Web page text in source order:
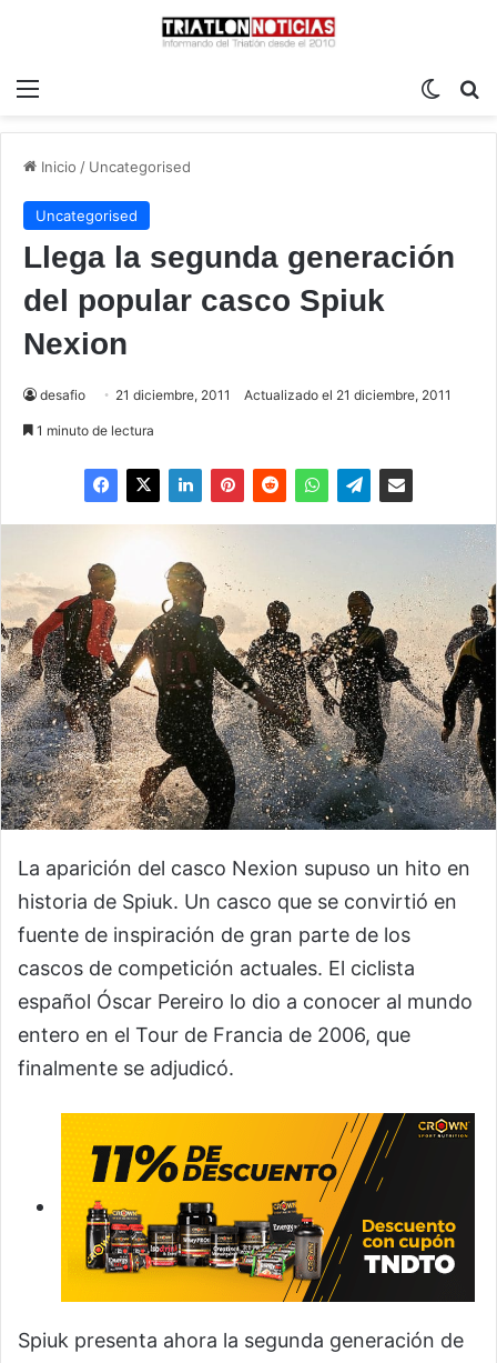
Inicio / Uncategorised
Uncategorised
Llega la segunda generación
del popular casco Spiuk
Nexion
desafio 21 diciembre, 2011 Actualizado el 21 diciembre, 2011
1 minuto de lectura
La aparición del casco Nexion supuso un hito en
historia de Spiuk. Un casco que se convirtió en
fuente de inspiración de gran parte de los
cascos de competición actuales. El ciclista
español Óscar Pereiro lo dio a conocer al mundo
entero en el Tour de Francia de 2006, que
finalmente se adjudicó.
Spiuk presenta ahora la segunda generación de